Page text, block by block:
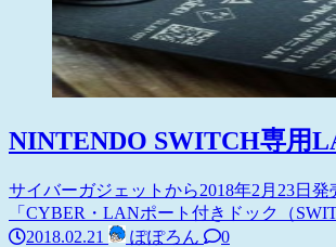
NINTENDO SWITCH専用
サイバーガジェットから2018年2月23日
「CYBER・LANポート付きドック（
2018.02.21
ぽぽろん
0